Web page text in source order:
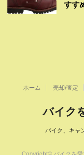
すす
ホーム 売却/査定
バイク
バイク、キャ